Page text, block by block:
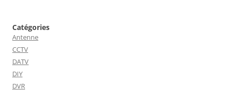
Catégories
Antenne
CCTV
DATV
DIY
DVR